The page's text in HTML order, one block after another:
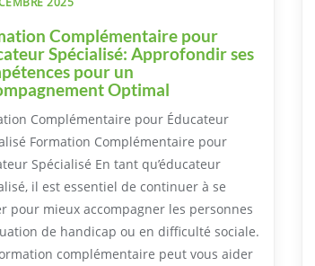
Complémentaire pour
Spécialisé: Approfondir ses
pour un
Optimal
Complémentaire pour Éducateur
Formation Complémentaire pour
Spécialisé En tant qu’éducateur
il est essentiel de continuer à se
pour mieux accompagner les personnes
de handicap ou en difficulté sociale.
complémentaire peut vous aider